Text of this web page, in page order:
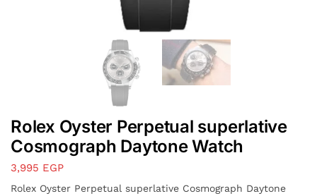
Rolex Oyster Perpetual superlative
Cosmograph Daytone Watch
3,995 EGP
Rolex Oyster Perpetual superlative Cosmograph Daytone